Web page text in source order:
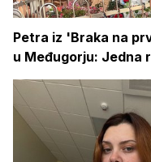
Petra iz 'Braka na
u Međugorju: Jedna